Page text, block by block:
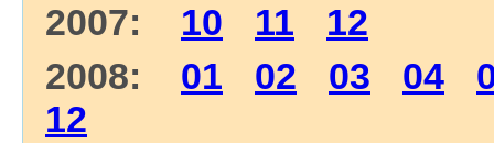
2007: 10 11
12
2008: 01 02 03 04
12